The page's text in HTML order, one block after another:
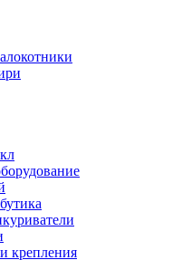
крепления